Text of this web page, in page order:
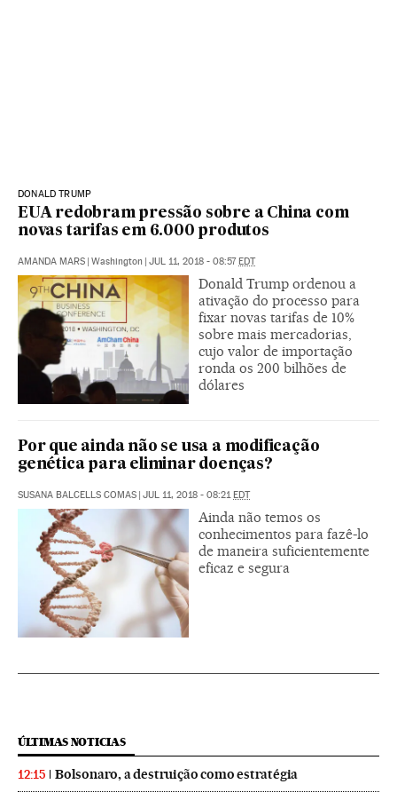
DONALD TRUMP
EUA redobram pressão sobre a China com
novas tarifas em 6.000 produtos
AMANDA MARS | Washington | JUL 11, 2018 - 08:57EDT
Donald Trump ordenou a
ativação do processo para
fixar novas tarifas de 10%
sobre mais mercadorias,
cujo valor de importação
ronda os 200 bilhões de
dólares
Por que ainda não se usa a modificação
genética para eliminar doenças?
SUSANA BALCELLS COMAS | JUL 11, 2018 - 08:21EDT
Ainda não temos os
conhecimentos para fazê-lo
de maneira suficientemente
eficaz e segura
ÚLTIMAS NOTICIAS
12:15 Bolsonaro, a destruição como estratégia